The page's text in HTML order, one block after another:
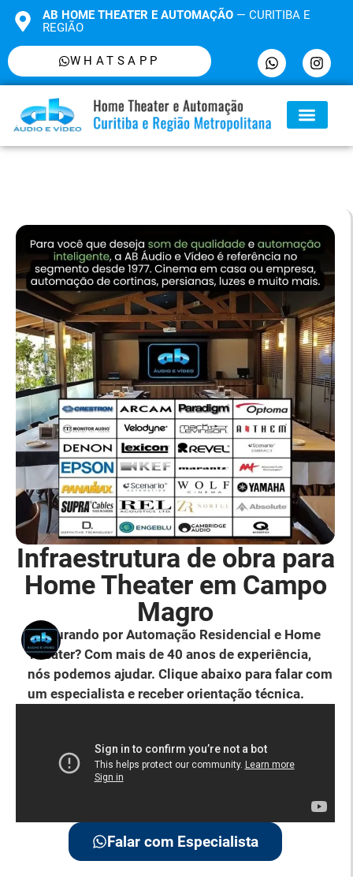
AB HOME THEATER E AUTOMAÇÃO— CURITIBA E
REGIÃO
WHATSAPP
Infraestrutura de obra para
Home Theater em Campo
Magro
Procurando por Automação Residencial e Home
Theater? Com mais de 40 anos de experiência,
nós podemos ajudar. Clique abaixo para falar com
um especialista e receber orientação técnica.
Falar com Especialista